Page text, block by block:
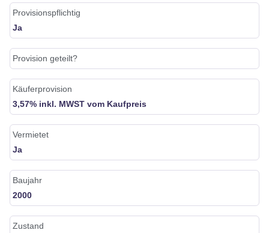
Provisionspflichtig
Ja
Provision geteilt?
Käuferprovision
3,57% inkl. MWST vom Kaufpreis
Vermietet
Ja
Baujahr
2000
Zustand